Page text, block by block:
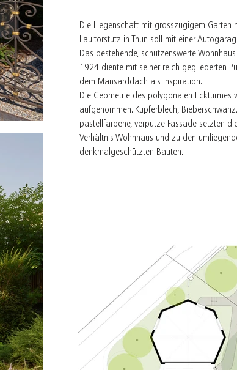
Die Liegenschaft mit grosszügigem Garten
Lauitorstutz in Thun soll mit einer
Das bestehende, schützenswerte
1924 diente mit seiner reich gegliederten
dem Mansarddach als Inspiration.
Die Geometrie des polygonalen Eckturmes
aufgenommen. Kupferblech,
pastellfarbene, verputze Fassade setzten
Verhältnis Wohnhaus und zu den
denkmalgeschützten Bauten.